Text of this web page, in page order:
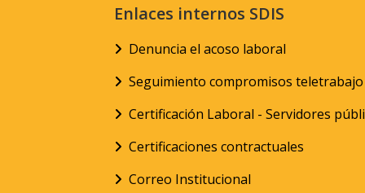
Enlaces internos SDIS
Denuncia el acoso laboral
Seguimiento compromisos teletrabajo
Certificación Laboral - Servidores
Certificaciones contractuales
Correo Institucional